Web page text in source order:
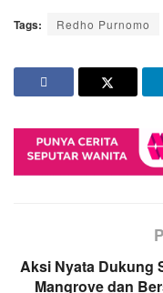
Tags: Redho Purnomo
Aksi Nyata Dukung
Mangrove dan